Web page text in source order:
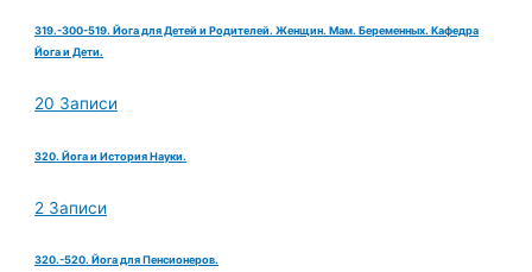
319.-300-519. Йога для Детей и Родителей. Женщин. Мам. Беременных. Кафедра
Йога и Дети.
20 Записи
320. Йога и История Науки.
2 Записи
320.-520. Йога для Пенсионеров.